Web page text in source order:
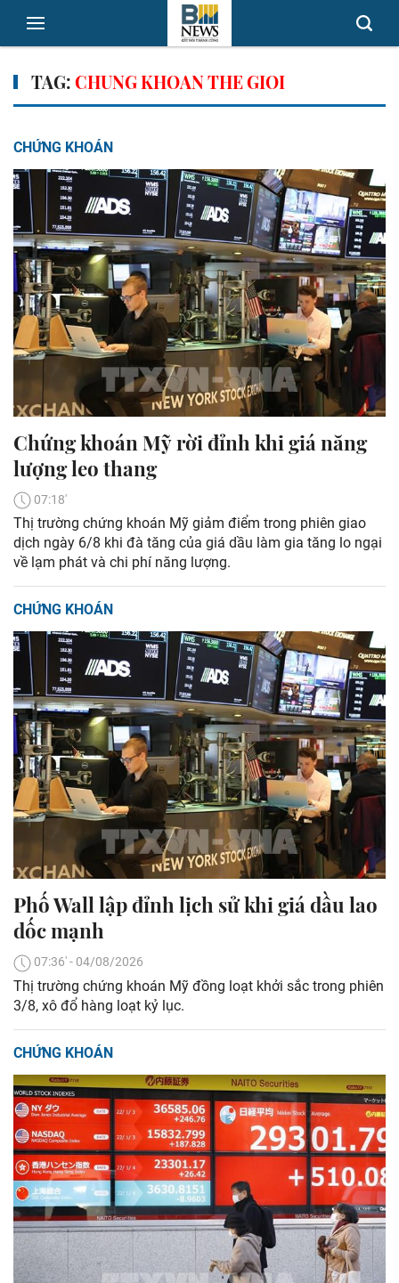
TAG:CHUNG KHOAN THE GIOI
CHỨNG KHOÁN
Chứng khoán Mỹ rời đỉnh khi giá năng
lượng leo thang
07:18'
Thị trường chứng khoán Mỹ giảm điểm trong phiên giao
dịch ngày 6/8 khi đà tăng của giá dầu làm gia tăng lo ngại
về lạm phát và chi phí năng lượng.
CHỨNG KHOÁN
Phố Wall lập đỉnh lịch sử khi giá dầu lao
dốc mạnh
07:36' - 04/08/2026
Thị trường chứng khoán Mỹ đồng loạt khởi sắc trong phiên
3/8, xô đổ hàng loạt kỷ lục.
CHỨNG KHOÁN